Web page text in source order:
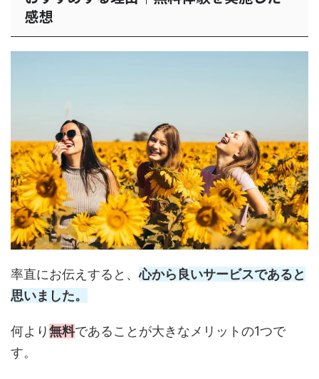
感想
率直にお伝えすると、心から良いサービスであると
思いました。
何より無料であることが大きなメリットの1つで
す。